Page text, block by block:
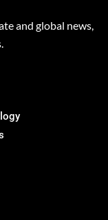
and global news,